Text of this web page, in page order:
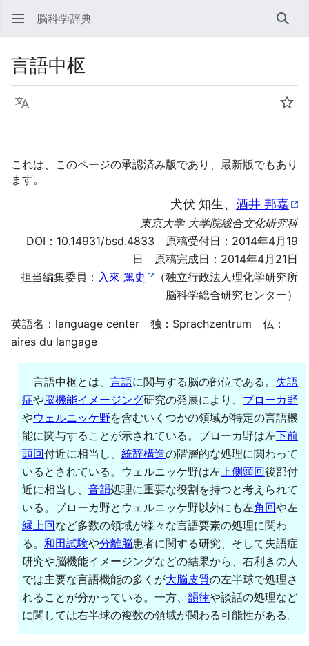
脳科学辞典 検索
言語中枢
言語 ウ
これは、このページの承認済み版であり、最新版でもあり
ます。
犬伏 知生、 酒井 邦嘉
東京大学 大学院総合文化研究科
DOI： 10.14931/bsd.4833 原稿受付日：2014年4月19
日 原稿完成日：2014年4月21日
担当編集委員： 入來 篤史
（独立行政法人理化学研究所
脳科学総合研究センター）
英語名：language center 独：Sprachzentrum 仏：
aires du langage
言語中枢とは、 言語に関与する脳の部位である。 失語
症や脳機能イメージング研究の発展により、 ブローカ野
やウェルニッケ野を含むいくつかの領域が特定の言語機
能に関与することが示されている。ブローカ野は左下前
頭回付近に相当し、 統辞構造の階層的な処理に関わって
いるとされている。ウェルニッケ野は左上側頭回後部付
近に相当し、 音韻処理に重要な役割を持つと考えられて
いる。ブローカ野とウェルニッケ野以外にも左角回や左
縁上回など多数の領域が様々な言語要素の処理に関わ
る。 和田試験や分離脳患者に関する研究、そして失語症
研究や脳機能イメージングなどの結果から、右利きの人
では主要な言語機能の多くが大脳皮質の左半球で処理さ
れることが分かっている。一方、 韻律や談話の処理など
に関しては右半球の複数の領域が関わる可能性がある。